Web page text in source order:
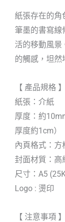
紙張存在的角
筆墨的書寫線
活的移動風景
的觸感，坦然
【 產品規格 】
紙張：介紙
厚度：約
厚度約1cm）
內頁格式：方
封面材質：高
尺寸：A5
Logo : 燙印
【 注意事項 】